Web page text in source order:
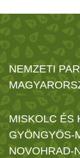
NEMZETI
MISKOLC ÉS
GYÖNGYÖS-
NOVOHRAD-